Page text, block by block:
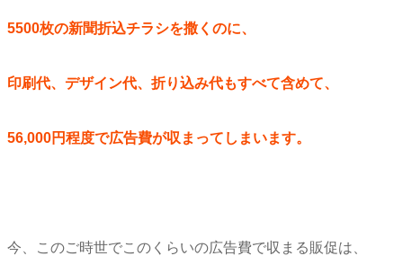
5500枚の新聞折込チラシを撒くのに、
印刷代、デザイン代、折り込み代もすべて含めて、
56,000円程度で広告費が収まってしまいます。
今、このご時世でこのくらいの広告費で収まる販促は、